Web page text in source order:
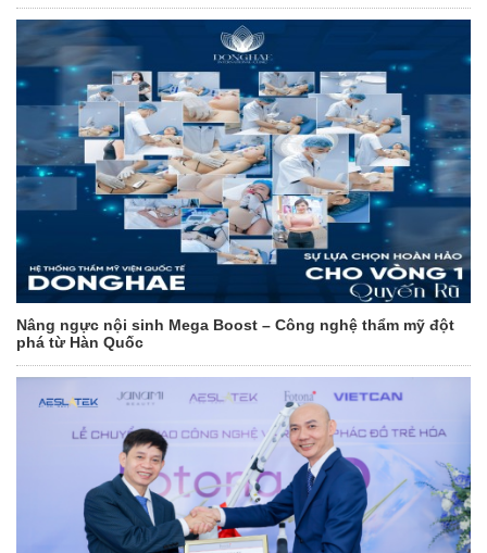
Nâng ngực nội sinh Mega Boost – Công nghệ thẩm mỹ đột
phá từ Hàn Quốc